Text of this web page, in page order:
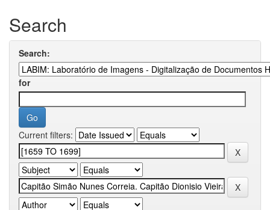
Search
Search:
for
Current filters: